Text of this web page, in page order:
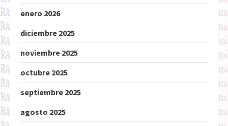
enero 2026
diciembre 2025
noviembre 2025
octubre 2025
septiembre 2025
agosto 2025